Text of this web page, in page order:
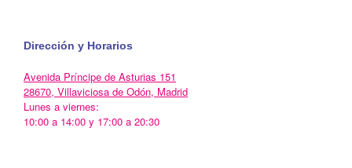
Dirección y Horarios
Avenida Príncipe de Asturias 151
28670, Villaviciosa de Odón, Madrid
Lunes a viernes:
10:00 a 14:00 y 17:00 a 20:30